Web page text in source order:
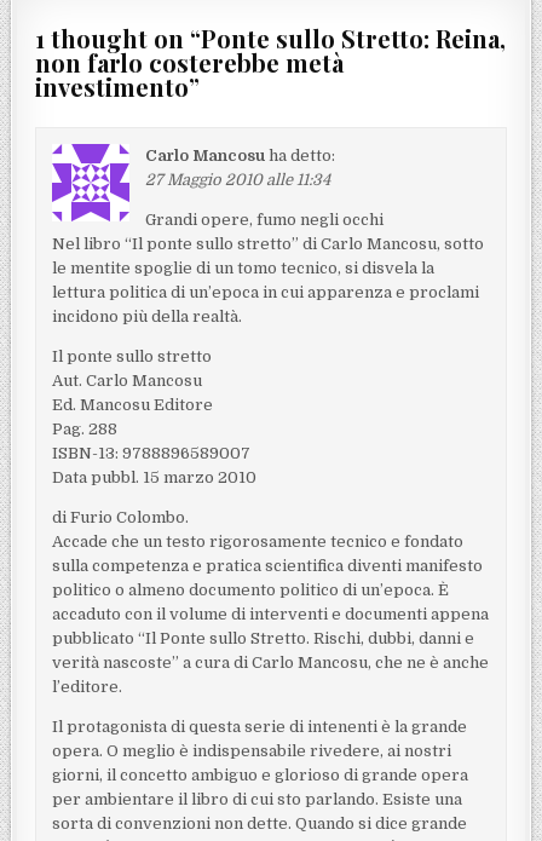
1 thought on “Ponte sullo Stretto: Reina,
non farlo costerebbe metà
investimento”
Carlo Mancosu ha detto:
27 Maggio 2010 alle 11:34
Grandi opere, fumo negli occhi
Nel libro “Il ponte sullo stretto” di Carlo Mancosu, sotto
le mentite spoglie di un tomo tecnico, si disvela la
lettura politica di un’epoca in cui apparenza e proclami
incidono più della realtà.
Il ponte sullo stretto
Aut. Carlo Mancosu
Ed. Mancosu Editore
Pag. 288
ISBN-13: 9788896589007
Data pubbl. 15 marzo 2010
di Furio Colombo.
Accade che un testo rigorosamente tecnico e fondato
sulla competenza e pratica scientifica diventi manifesto
politico o almeno documento politico di un’epoca. È
accaduto con il volume di interventi e documenti appena
pubblicato “Il Ponte sullo Stretto. Rischi, dubbi, danni e
verità nascoste” a cura di Carlo Mancosu, che ne è anche
l’editore.
Il protagonista di questa serie di intenenti è la grande
opera. O meglio è indispensabile rivedere, ai nostri
giorni, il concetto ambiguo e glorioso di grande opera
per ambientare il libro di cui sto parlando. Esiste una
sorta di convenzioni non dette. Quando si dice grande